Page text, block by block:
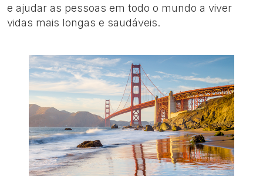
e ajudar as pessoas em todo o mundo a viver
vidas mais longas e saudáveis.